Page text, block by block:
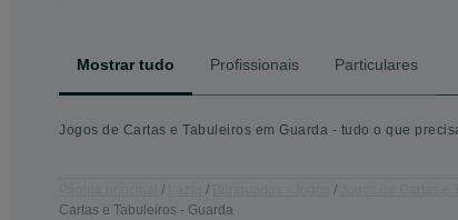
Mostrar tudo Profissionais Particulares
Jogos de Cartas e Tabuleiros em Guarda - tudo o que
Cartas e Tabuleiros - Guarda